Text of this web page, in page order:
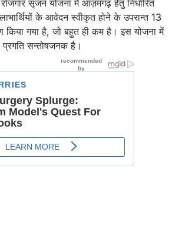
रोजगार सृजन योजना में आज़मगढ़ हेतु निर्धारित
के आवेदन स्वीकृत होने के उपरान्त 13
किया गया है, जो बहुत ही कम है। इस योजना में
सन्तोषजनक है।